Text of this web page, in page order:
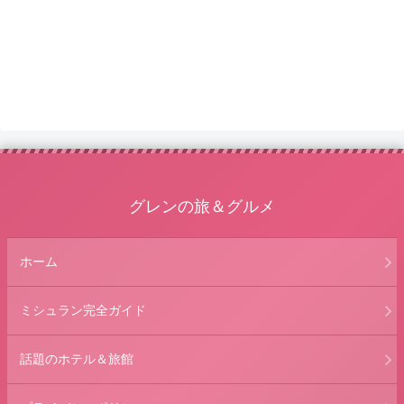
グレンの旅＆グルメ
ホーム
ミシュラン完全ガイド
話題のホテル＆旅館